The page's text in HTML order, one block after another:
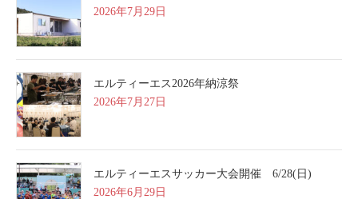
2026年7月29日
エルティーエス2026年納涼祭
2026年7月27日
エルティーエスサッカー大会開催 6/28(日)
2026年6月29日